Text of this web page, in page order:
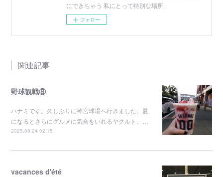
にできちゃう 私にとって特別な場所。
フォロー
関連記事
野球観戦⑧
ハナミです。久しぶりに神宮球場へ行きました。夏
になるとさらにグルメに気合をいれるヤクルト。…
2025.08.24 02:15
vacances d'été